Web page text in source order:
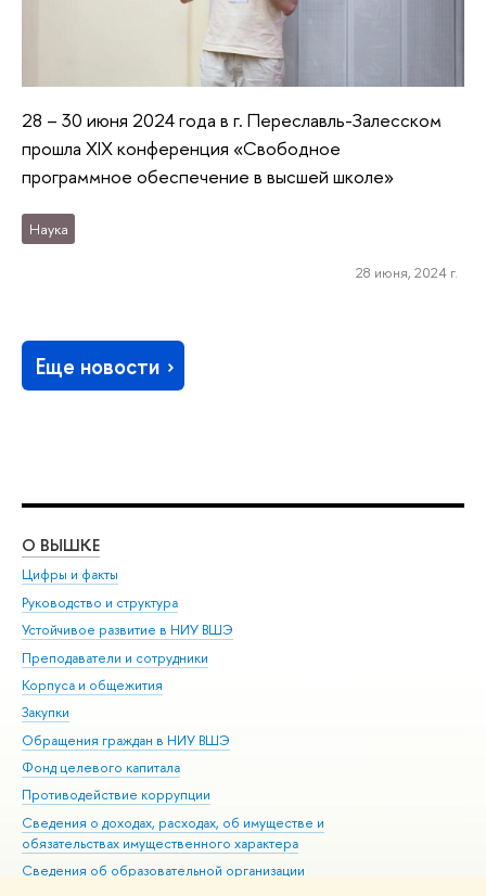
28 – 30 июня 2024 года в г. Переславль-Залесском
прошла ХIX конференция «Свободное
программное обеспечение в высшей школе»
Наука
28 июня, 2024 г.
Еще новости
О ВЫШКЕ
Цифры и факты
Руководство и структура
Устойчивое развитие в НИУ ВШЭ
Преподаватели и сотрудники
Корпуса и общежития
Закупки
Обращения граждан в НИУ ВШЭ
Фонд целевого капитала
Противодействие коррупции
Сведения о доходах, расходах, об имуществе и
обязательствах имущественного характера
Сведения об образовательной организации